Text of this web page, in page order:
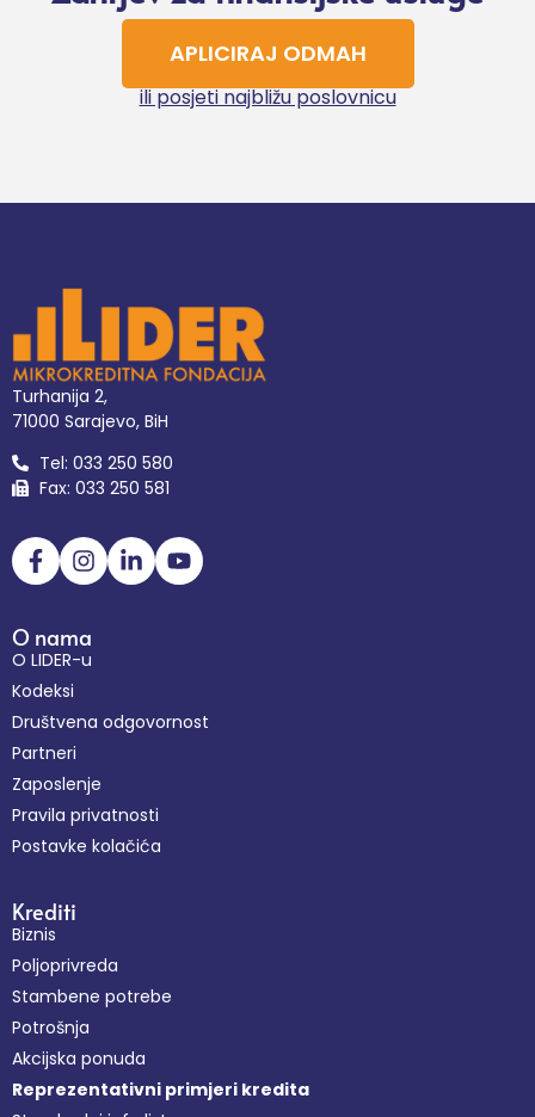
APLICIRAJ ODMAH
ili posjeti najbližu poslovnicu
Turhanija 2,
71000 Sarajevo, BiH
Tel: 033 250 580
Fax: 033 250 581
O nama
O LIDER-u
Kodeksi
Društvena odgovornost
Partneri
Zaposlenje
Pravila privatnosti
Postavke kolačića
Krediti
Biznis
Poljoprivreda
Stambene potrebe
Potrošnja
Akcijska ponuda
Reprezentativni primjeri kredita